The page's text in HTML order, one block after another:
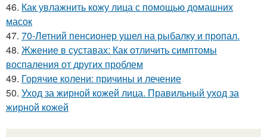
46. Как увлажнить кожу лица с помощью домашних
масок
47. 70-Летний пенсионер ушел на рыбалку и пропал.
48. Жжение в суставах: Как отличить симптомы
воспаления от других проблем
49. Горячие колени: причины и лечение
50. Уход за жирной кожей лица. Правильный уход за
жирной кожей